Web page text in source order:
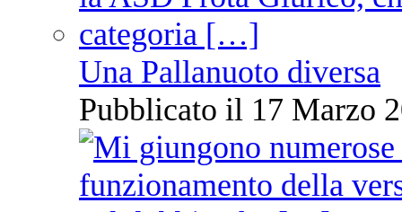
Una Pallanuoto diversa
Pubblicato il 17 Marzo